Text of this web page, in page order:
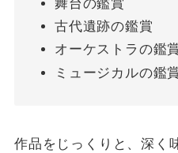
舞台の鑑賞
古代遺跡の鑑賞
オーケストラの鑑
ミュージカルの鑑
作品をじっくりと、深く